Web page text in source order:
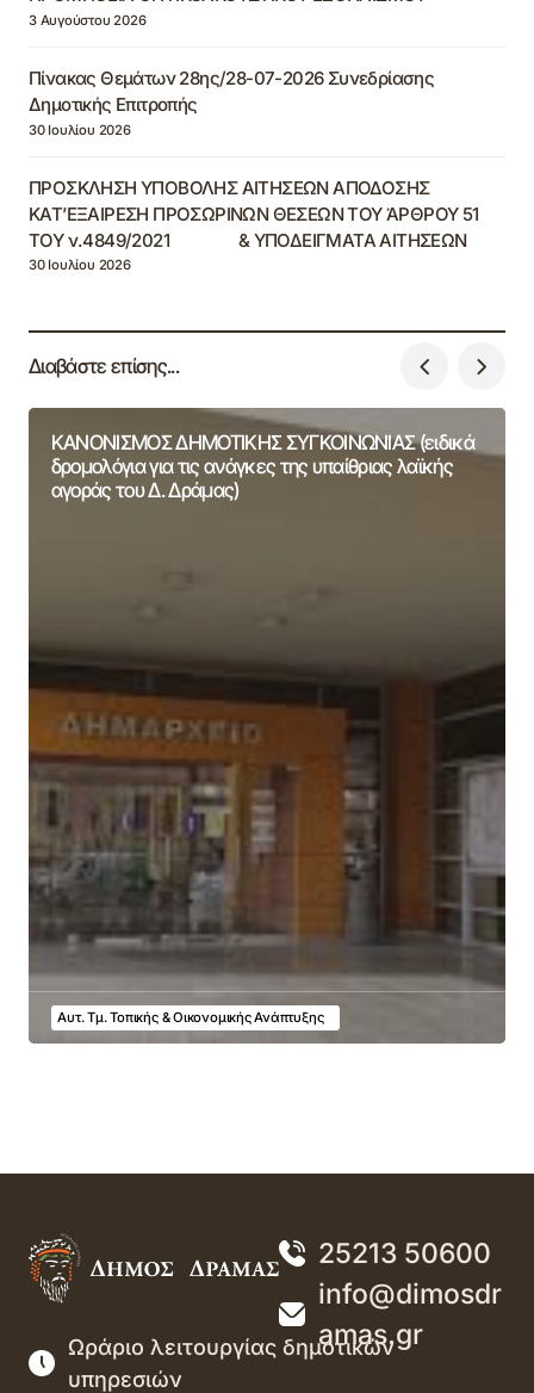
3 Αυγούστου 2026
Πίνακας Θεμάτων 28ης/28-07-2026 Συνεδρίασης
Δημοτικής Επιτροπής
30 Ιουλίου 2026
ΠΡΟΣΚΛΗΣΗ ΥΠΟΒΟΛΗΣ ΑΙΤΗΣΕΩΝ ΑΠΟΔΟΣΗΣ
ΚΑΤ’ΕΞΑΙΡΕΣΗ ΠΡΟΣΩΡΙΝΩΝ ΘΕΣΕΩΝ ΤΟΥ ΆΡΘΡΟΥ 51
ΤΟΥ ν.4849/2021 & ΥΠΟΔΕΙΓΜΑΤΑ ΑΙΤΗΣΕΩΝ
30 Ιουλίου 2026
Διαβάστε επίσης...
ΚΑΝΟΝΙΣΜΟΣ ΔΗΜΟΤΙΚΗΣ ΣΥΓΚΟΙΝΩΝΙΑΣ (ειδικά
δρομολόγια για τις ανάγκες της υπαίθριας λαϊκής
αγοράς του Δ. Δράμας)
Αυτ. Τμ. Τοπικής & Οικονομικής Ανάπτυξης
25213 50600
info@dimosdr
amas.gr
Ωράριο λειτουργίας δημοτικών
υπηρεσιών